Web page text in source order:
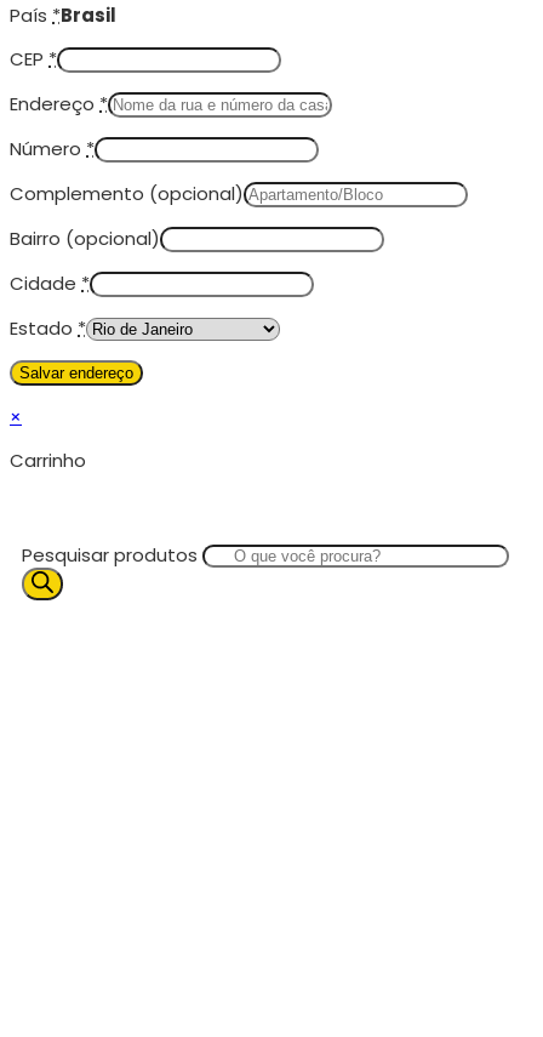
País *Brasil
CEP *
Endereço *
Número *
Complemento (opcional)
Bairro (opcional)
Cidade *
Estado *
×
Carrinho
Pesquisar produtos